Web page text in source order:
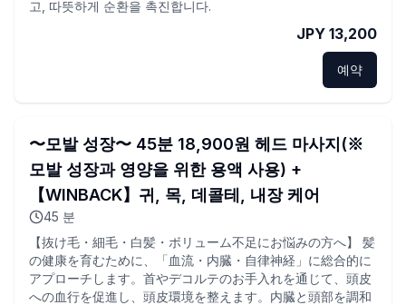
고, 따뜻하게 순환을 촉진합니다.
JPY 13,200
예약
〜모발 성장〜 45분 18,900원 헤드 마사지(※
모발 성장과 영양을 위한 용액 사용) +
【WINBACK】귀, 목, 데콜테, 내장 케어
45 분
【抜け毛・細毛・白髪・ボリューム不足にお悩みの方へ】 髪
の健康を育むために、「血流・内臓・自律神経」に総合的に
アプローチします。首やデコルテのお手入れを通じて、頭皮
への血行を促進し、頭皮環境を整えます。内臓と頭部を調和